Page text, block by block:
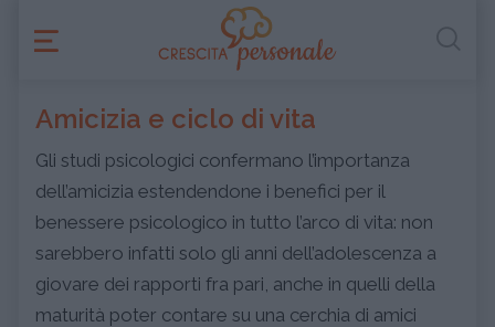
Amicizia e ciclo di vita
Gli studi psicologici confermano l’importanza
dell’amicizia estendendone i benefici per il
benessere psicologico in tutto l’arco di vita: non
sarebbero infatti solo gli anni dell’adolescenza a
giovare dei rapporti fra pari, anche in quelli della
maturità poter contare su una cerchia di amici